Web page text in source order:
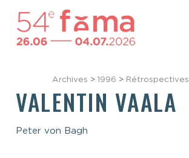
Archives > 1996 > Rétrospectives
VALENTIN VAALA
Peter von Bagh